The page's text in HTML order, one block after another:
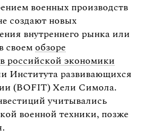
военных производств
создают новых
внутреннего рынка или
своемобзоре
российской экономики
Института развивающихся
(BOFIT) Хели Симола.
учитывались
военной техники, позже